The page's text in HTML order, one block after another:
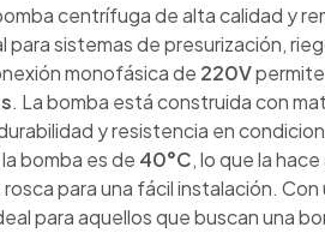
centrífuga de alta calidad y
sistemas de presurización,
monofásica de 220V
. La bomba está construida con
y resistencia en
bomba es de 40°C, lo que la
rosca para una fácil instalación.
para aquellos que buscan una